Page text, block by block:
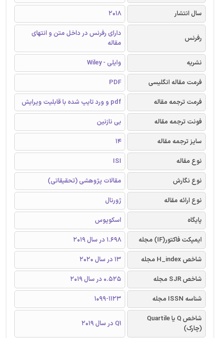
سال انتشار
2018
رفرنس
دارای رفرنس در داخل متن و انتهای
مقاله
نشریه
وایلی - Wiley
فرمت مقاله انگلیسی
PDF
فرمت ترجمه مقاله
pdf و ورد تایپ شده با قابلیت ویرایش
فونت ترجمه مقاله
بی نازنین
سایز ترجمه مقاله
14
نوع مقاله
ISI
نوع نگارش
مقالات پژوهشی (تحقیقاتی)
نوع ارائه مقاله
ژورنال
پایگاه
اسکوپوس
ایمپکت فاکتور(IF) مجله
1.698 در سال 2019
شاخص H_index مجله
13 در سال 2020
شاخص SJR مجله
0.525 در سال 2019
شناسه ISSN مجله
1099-1123
شاخص Q یا Quartile
(چارک)
Q1 در سال 2019